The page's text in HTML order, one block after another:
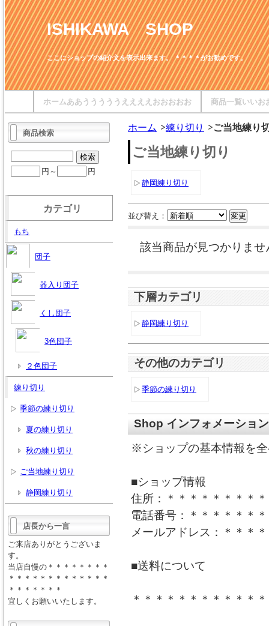
ISHIKAWA SHOP
ここにショップの紹介文を表示出来ます。 ＊＊＊＊がお勧めです。
商品一覧いいお
ホームああうううううええええおおおおお
ホーム 練り切り ご当地練り
ご当地練り切り
静岡練り切り
並び替え：
該当商品が見つかりませ
下層カテゴリ
静岡練り切り
その他のカテゴリ
季節の練り切り
Shop インフォメーション
※ショップの基本情報を
■ショップ情報
住所：＊＊＊＊＊＊＊＊
電話番号：＊＊＊＊＊＊
メールアドレス：＊＊＊
■送料について
＊＊＊＊＊＊＊＊＊＊＊
商品検索
円～ 円
カテゴリ
もち
団子
器入り団子
くし団子
3色団子
２色団子
練り切り
季節の練り切り
夏の練り切り
秋の練り切り
ご当地練り切り
静岡練り切り
店長から一言
ご来店ありがとうございま
す。
当店自慢の＊＊＊＊＊＊＊＊
＊＊＊＊＊＊＊＊＊＊＊＊＊
＊＊＊＊＊＊＊
宜しくお願いいたします。